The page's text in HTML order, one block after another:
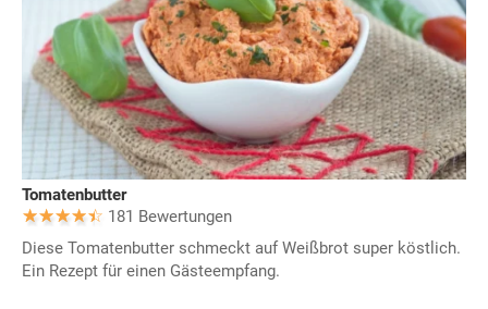
Tomatenbutter
181 Bewertungen
Diese Tomatenbutter schmeckt auf Weißbrot super köstlich.
Ein Rezept für einen Gästeempfang.